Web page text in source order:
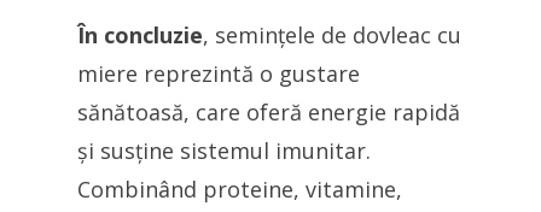
În concluzie, semințele de dovleac cu
miere reprezintă o gustare
sănătoasă, care oferă energie rapidă
și susține sistemul imunitar.
Combinând proteine, vitamine,